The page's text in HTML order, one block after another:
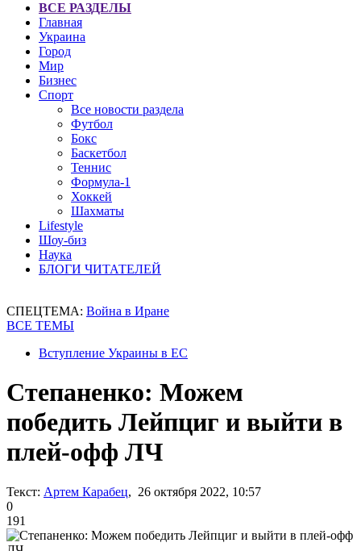
ВСЕ РАЗДЕЛЫ
Главная
Украина
Город
Мир
Бизнес
Спорт
Все новости раздела
Футбол
Бокс
Баскетбол
Теннис
Формула-1
Хоккей
Шахматы
Lifestyle
Шоу-биз
Наука
БЛОГИ ЧИТАТЕЛЕЙ
СПЕЦТЕМА: Война в Иране
ВСЕ ТЕМЫ
Вступление Украины в ЕС
Степаненко: Можем
победить Лейпциг и выйти в
плей-офф ЛЧ
Текст: Артем Карабец, 26 октября 2022, 10:57
0
191